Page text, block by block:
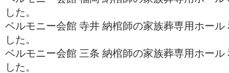
した。
ベルモニー会館 寺井 納棺師の家族葬専用ホー
した。
ベルモニー会館 三条 納棺師の家族葬専用ホー
した。